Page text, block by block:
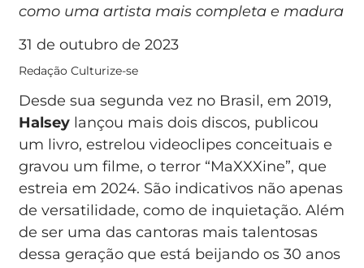
como uma artista mais completa e madura
31 de outubro de 2023
Redação Culturize-se
Desde sua segunda vez no Brasil, em 2019,
Halsey lançou mais dois discos, publicou
um livro, estrelou videoclipes conceituais e
gravou um filme, o terror “MaXXXine”, que
estreia em 2024. São indicativos não apenas
de versatilidade, como de inquietação. Além
de ser uma das cantoras mais talentosas
dessa geração que está beijando os 30 anos